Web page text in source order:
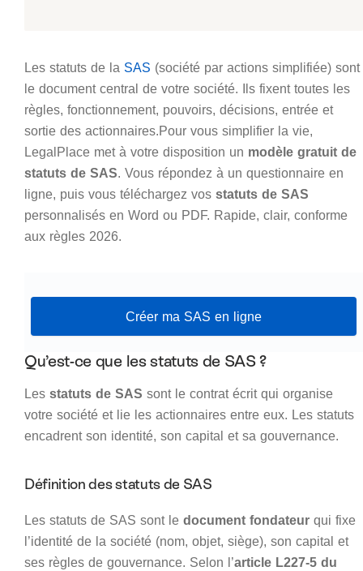
Les statuts de la SAS (société par actions simplifiée) sont
le document central de votre société. Ils fixent toutes les
règles, fonctionnement, pouvoirs, décisions, entrée et
sortie des actionnaires.Pour vous simplifier la vie,
LegalPlace met à votre disposition un modèle gratuit de
statuts de SAS. Vous répondez à un questionnaire en
ligne, puis vous téléchargez vos statuts de SAS
personnalisés en Word ou PDF. Rapide, clair, conforme
aux règles 2026.
Créer ma SAS en ligne
Qu’est-ce que les statuts de SAS ?
Les statuts de SAS sont le contrat écrit qui organise
votre société et lie les actionnaires entre eux. Les statuts
encadrent son identité, son capital et sa gouvernance.
Définition des statuts de SAS
Les statuts de SAS sont le document fondateur qui fixe
l’identité de la société (nom, objet, siège), son capital et
ses règles de gouvernance. Selon l’article L227-5 du